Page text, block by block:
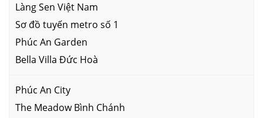
Làng Sen Việt Nam
Sơ đồ tuyến metro số 1
Phúc An Garden
Bella Villa Đức Hoà
Phúc An City
The Meadow Bình Chánh